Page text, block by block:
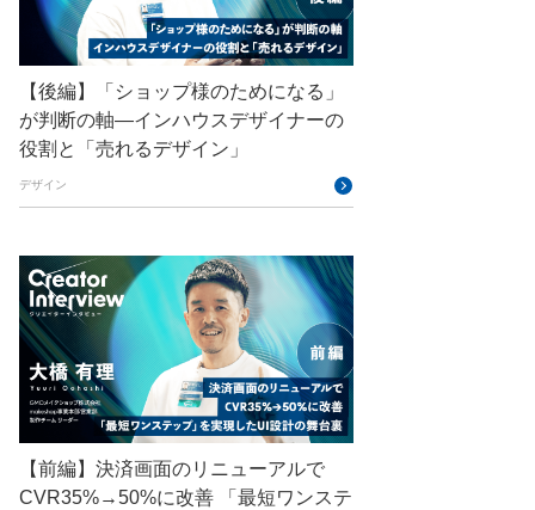
GMO Developers Day
GMO Developers Night
GMO Flatt Security
GMO GPUクラウド
GMO Hacking Night
GMOアドパートナーズ
GMOアドマーケティング
GMOインターネット
GMOインターネットグループ
GMOインターネットグループ陸上部
GMOグローバルサイン
【後編】「ショップ様のためになる」
が判断の軸―インハウスデザイナーの
役割と「売れるデザイン」
デザイン
【前編】決済画面のリニューアルで
CVR35%→50%に改善 「最短ワンステ